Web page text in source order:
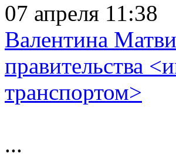
07 апреля 11:38
Валентина
правительства
транспортом>
...